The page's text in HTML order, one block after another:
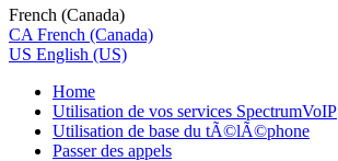
French (Canada)
CA French (Canada)
US English (US)
Home
Utilisation de vos services SpectrumVoIP
Utilisation de base du tÃ©lÃ©phone
Passer des appels